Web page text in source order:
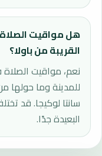
هل مواقيت الصلاة
القريبة من باولا؟
نعم، مواقيت
للمدينة وما حولها
سانتا لوكيجا. قد
البعيدة جدًا.